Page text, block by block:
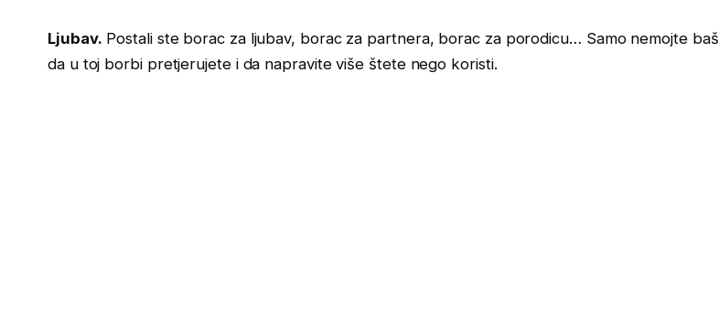
Ljubav. Postali ste borac za ljubav, borac za partnera, borac za porodicu… Samo nemojte baš
da u toj borbi pretjerujete i da napravite više štete nego koristi.